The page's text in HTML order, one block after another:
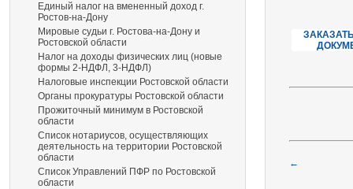
Единый налог на вмененный доход г.
Ростов-на-Дону
Мировые судьи г. Ростова-на-Дону и
Ростовской области
Налог на доходы физических лиц (новые
формы 2-НДФЛ, 3-НДФЛ)
Налоговые инспекции Ростовской области
Органы прокуратуры Ростовской области
Прожиточный минимум в Ростовской
области
Список нотариусов, осуществляющих
деятельность на территории Ростовской
области
Список Управлений ПФР по Ростовской
области
←